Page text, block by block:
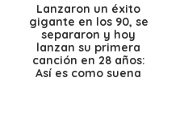
Lanzaron un éxito
gigante en los 90, se
separaron y hoy
lanzan su primera
canción en 28 años:
Así es como suena